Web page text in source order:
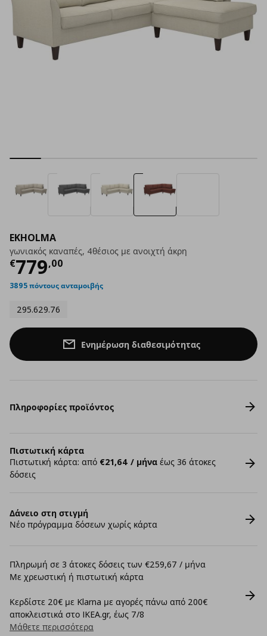
EKHOLMA
γωνιακός καναπές, 4θέσιος με ανοιχτή άκρη
€779,00
Τρέχουσα τιμή
3895 πόντους ανταμοιβής
295.629.76
Ενημέρωση διαθεσιμότητας
Πληροφορίες προϊόντος
Πιστωτική κάρτα
Πιστωτική κάρτα: από €21,64 / μήνα έως 36 άτοκες
δόσεις
Δάνειο στη στιγμή
Νέο πρόγραμμα δόσεων χωρίς κάρτα
Πληρωμή σε 3 άτοκες δόσεις των €259,67 / μήνα
Με χρεωστική ή πιστωτική κάρτα
Κερδίστε 20€ με Klarna με αγορές πάνω από 200€
αποκλειστικά στο IKEA.gr, έως 7/8
Μάθετε περισσότερα